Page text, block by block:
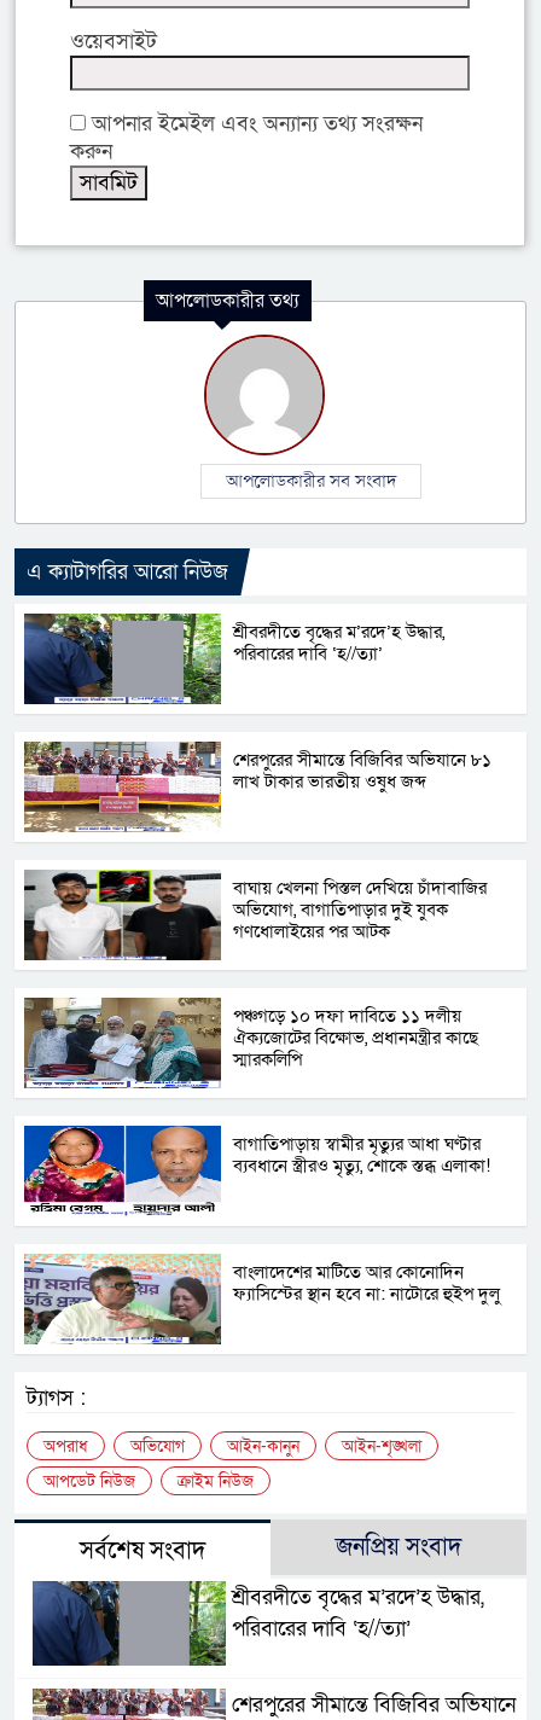
ওয়েবসাইট
আপনার ইমেইল এবং অন্যান্য তথ্য সংরক্ষন
করুন
আপলোডকারীর তথ্য
আপলোডকারীর সব সংবাদ
এ ক্যাটাগরির আরো নিউজ
শ্রীবরদীতে বৃদ্ধের ম’রদে’হ উদ্ধার,
পরিবারের দাবি ‘হ//ত্যা’
শেরপুরের সীমান্তে বিজিবির অভিযানে ৮১
লাখ টাকার ভারতীয় ওষুধ জব্দ
বাঘায় খেলনা পিস্তল দেখিয়ে চাঁদাবাজির
অভিযোগ, বাগাতিপাড়ার দুই যুবক
গণধোলাইয়ের পর আটক
পঞ্চগড়ে ১০ দফা দাবিতে ১১ দলীয়
ঐক্যজোটের বিক্ষোভ, প্রধানমন্ত্রীর কাছে
স্মারকলিপি
বাগাতিপাড়ায় স্বামীর মৃত্যুর আধা ঘণ্টার
ব্যবধানে স্ত্রীরও মৃত্যু, শোকে স্তব্ধ এলাকা!
বাংলাদেশের মাটিতে আর কোনোদিন
ফ্যাসিস্টের স্থান হবে না: নাটোরে হুইপ দুলু
ট্যাগস :
অপরাধ অভিযোগ আইন-কানুন
আইন-শৃঙ্খলা
আপডেট নিউজ
ক্রাইম নিউজ
সর্বশেষ সংবাদ জনপ্রিয় সংবাদ
শ্রীবরদীতে বৃদ্ধের ম’রদে’হ উদ্ধার,
পরিবারের দাবি ‘হ//ত্যা’
শেরপুরের সীমান্তে বিজিবির অভিযানে